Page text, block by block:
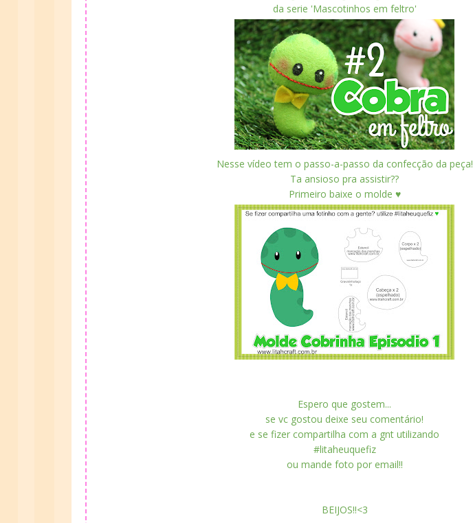
da serie 'Mascotinhos em feltro'
Nesse vídeo tem o passo-a-passo da confecção da peça!
Ta ansioso pra assistir??
Primeiro baixe o molde ♥
Espero que gostem...
se vc gostou deixe seu comentário!
e se fizer compartilha com a gnt utilizando
#litaheuquefiz
ou mande foto por email!!
BEIJOS!!<3